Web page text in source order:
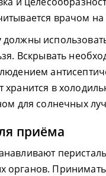
врачом на
Вскрывать
хранится в
для солнечных
приёма
органов. Принимать